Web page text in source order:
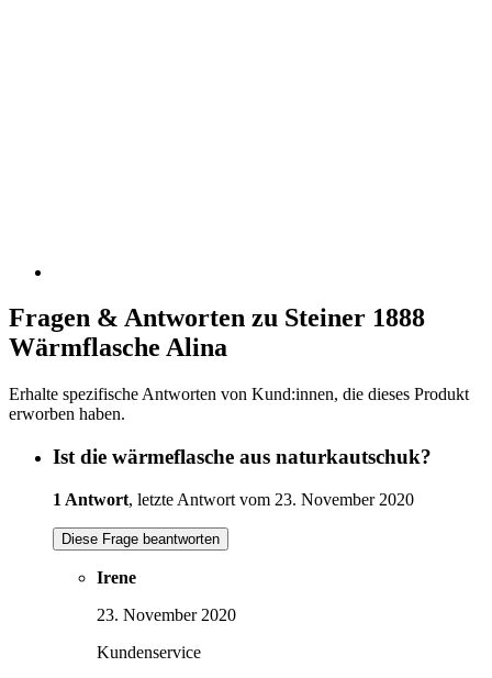
Fragen & Antworten zu Steiner 1888
Wärmflasche Alina
Erhalte spezifische Antworten von Kund:innen, die dieses Produkt
erworben haben.
Ist die wärmeflasche aus naturkautschuk?
1 Antwort, letzte Antwort vom 23. November 2020
Diese Frage beantworten
Irene
23. November 2020
Kundenservice